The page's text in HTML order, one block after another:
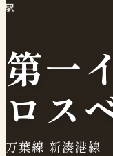
駅
第一
ロス
万葉線 新湊港線